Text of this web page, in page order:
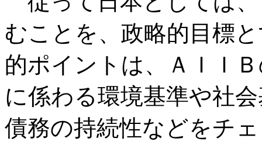
むことを、政略的目標
的ポイントは、ＡＩＩ
に係わる環境基準や社
債務の持続性などをチ